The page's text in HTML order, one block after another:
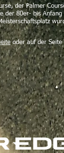
der Palmer
80er- bis
oder auf der